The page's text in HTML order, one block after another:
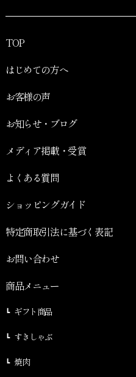
TOP
はじめての方へ
お客様の声
お知らせ・ブログ
メディア掲載・受賞
よくある質問
ショッピングガイド
特定商取引法に基づく表記
お問い合わせ
商品メニュー
ギフト商品
すきしゃぶ
焼肉